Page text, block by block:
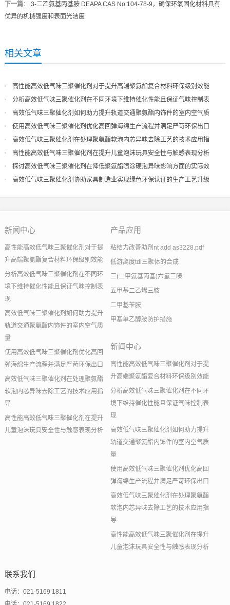
下一篇： 3-二乙氨基丙基胺 DEAPA CAS No:104-78-9，确保环氧固化材料具有
优异的机械强度和表面光洁度
相关文章
高性能高效低气味三聚催化剂对于提升高端聚氨酯复合材料环保级别效能
分析高效低气味三聚催化剂在不同环境下维持催化性能且保证气味控制表
现
高效低气味三聚催化剂如何助力提升轨道交通聚氨酯内饰件的室内空气质
量
使用高效低气味三聚催化剂优化高回弹海绵生产流程并满足严苛环保出口
高效低气味三聚催化剂在处理聚氨酯软泡内芯异味去除工艺的技术应用指
导
高性能高效低气味三聚催化剂在提升儿童泡沫玩具安全性与触感表现分析
探讨高效低气味三聚催化剂在降低聚氨酯喷涂硬泡异味影响方面的实际效
果
高效低气味三聚催化剂协助家具制造业实现绿色环保认证的生产工艺升级
新闻中心
高性能高效低气味三聚催化剂对于提
升高端聚氨酯复合材料环保级别效能
分析高效低气味三聚催化剂在不同环
境下维持催化性能且保证气味控制表
现
高效低气味三聚催化剂如何助力提升
轨道交通聚氨酯内饰件的室内空气质
量
使用高效低气味三聚催化剂优化高回
弹海绵生产流程并满足严苛环保出口
高效低气味三聚催化剂在处理聚氨酯
软泡内芯异味去除工艺的技术应用指
导
高性能高效低气味三聚催化剂在提升
儿童泡沫玩具安全性与触感表现分析
产品应用
粘结力改善助剂nt add as3228.pdf
低游离度tdi三聚体的合成
三(二甲氨基丙基)六氢三嗪
五甲基二乙烯三胺
二甲基苄胺
甲基单乙醇胺防护措施
新闻中心
高性能高效低气味三聚催化剂对于提
升高端聚氨酯复合材料环保级别效能
分析高效低气味三聚催化剂在不同环
境下维持催化性能且保证气味控制表
现
高效低气味三聚催化剂如何助力提升
轨道交通聚氨酯内饰件的室内空气质
量
使用高效低气味三聚催化剂优化高回
弹海绵生产流程并满足严苛环保出口
高效低气味三聚催化剂在处理聚氨酯
软泡内芯异味去除工艺的技术应用指
导
高性能高效低气味三聚催化剂在提升
儿童泡沫玩具安全性与触感表现分析
联系我们
电话：021-5169 1811